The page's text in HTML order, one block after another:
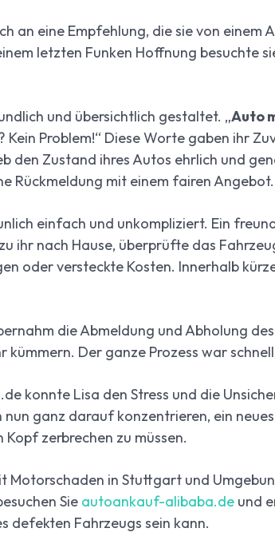
an eine Empfehlung, die sie von einem
letzten Funken Hoffnung besuchte
und übersichtlich gestaltet. „Auto
Kein Problem!“ Diese Worte gaben ihr
den Zustand ihres Autos ehrlich und
Rückmeldung mit einem fairen Angebot.
einfach und unkompliziert. Ein
ihr nach Hause, überprüfte das
oder versteckte Kosten. Innerhalb
die Abmeldung und Abholung
kümmern. Der ganze Prozess war
konnte Lisa den Stress und die
nun ganz darauf konzentrieren, ein
zerbrechen zu müssen.
Motorschaden in Stuttgart und
Sie autoankauf-alibaba.de und
defekten Fahrzeugs sein kann.